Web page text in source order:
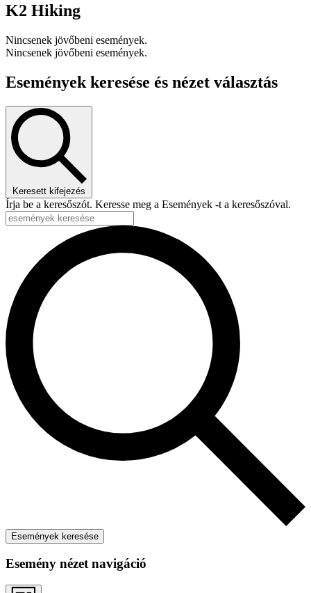
K2 Hiking
Nincsenek jövőbeni események.
Nincsenek jövőbeni események.
Események keresése és nézet választás
Keresett kifejezés
Írja be a keresőszót. Keresse meg a Események -t a keresőszóval.
Események keresése
Esemény nézet navigáció